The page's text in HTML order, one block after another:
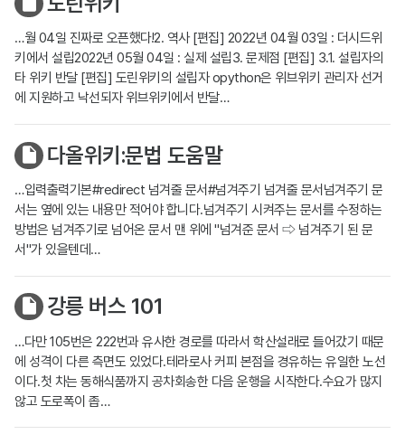
…월 04일 진짜로 오픈했다!2. 역사 [편집] 2022년 04월 03일 : 더시드위
키에서 설립2022년 05월 04일 : 실제 설립3. 문제점 [편집] 3.1. 설립자의
타 위키 반달 [편집] 도린위키의 설립자 opython은 위브위키 관리자 선거
에 지원하고 낙선되자 위브위키에서 반달…
다올위키:문법 도움말
…입력출력기본#redirect 넘겨줄 문서#넘겨주기 넘겨줄 문서넘겨주기 문
서는 옆에 있는 내용만 적어야 합니다.넘겨주기 시켜주는 문서를 수정하는
방법은 넘겨주기로 넘어온 문서 맨 위에 "넘겨준 문서 ⇨ 넘겨주기 된 문
서"가 있을텐데…
강릉 버스 101
…다만 105번은 222번과 유사한 경로를 따라서 학산설래로 들어갔기 때문
에 성격이 다른 측면도 있었다.테라로사 커피 본점을 경유하는 유일한 노선
이다.첫 차는 동해식품까지 공차회송한 다음 운행을 시작한다.수요가 많지
않고 도로폭이 좁…